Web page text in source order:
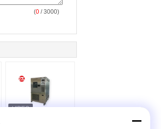
(0 / 3000)